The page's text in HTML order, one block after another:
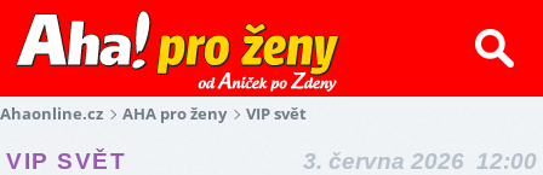
Ahaonline.cz AHA pro ženy VIP svět
3. června 2026 12:00
VIP SVĚT